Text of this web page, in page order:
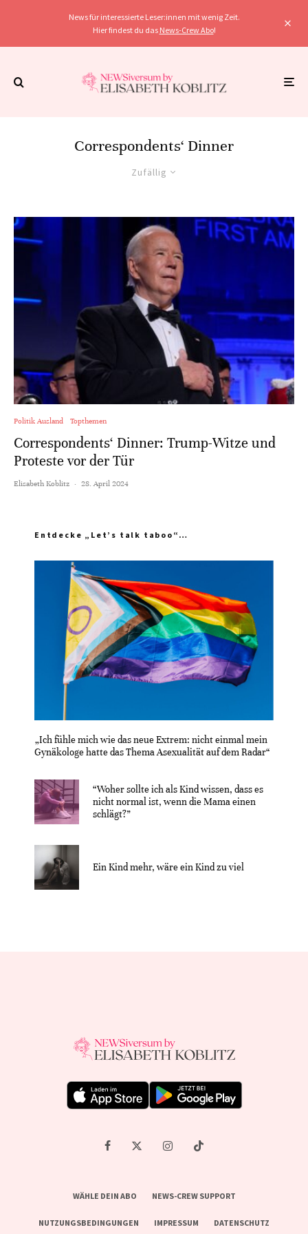
News für interessierte Leser:innen mit wenig Zeit.
Hier findest du das News-Crew Abo!
Correspondents‘ Dinner
Zufällig
Politik Ausland Topthemen
Correspondents‘ Dinner: Trump-Witze und
Proteste vor der Tür
Elisabeth Koblitz · 28. April 2024
Entdecke „Let’s talk taboo“…
„Ich fühle mich wie das neue Extrem: nicht einmal mein
Gynäkologe hatte das Thema Asexualität auf dem Radar“
“Woher sollte ich als Kind wissen, dass es
nicht normal ist, wenn die Mama einen
schlägt?”
Ein Kind mehr, wäre ein Kind zu viel
WÄHLE DEIN ABO NEWS-CREW SUPPORT
NUTZUNGSBEDINGUNGEN IMPRESSUM DATENSCHUTZ